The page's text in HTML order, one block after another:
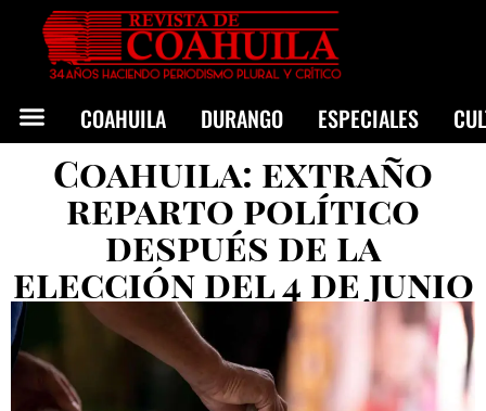
COAHUILA DURANGO ESPECIALES
Coahuila: extraño
reparto político
después de la
elección del 4 de junio